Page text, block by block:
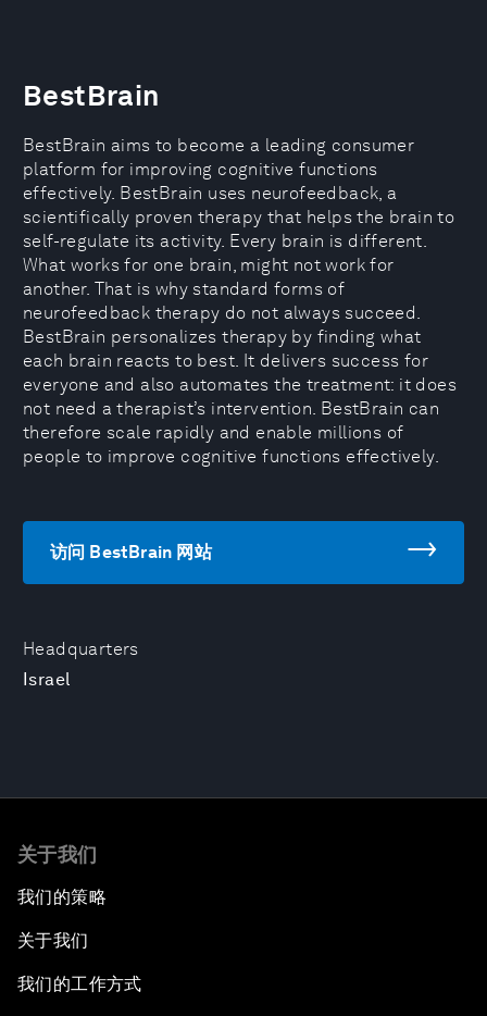
Headquarters
Israel
BestBrain
BestBrain aims to become a leading consumer
platform for improving cognitive functions
effectively. BestBrain uses neurofeedback, a
scientifically proven therapy that helps the brain to
self-regulate its activity. Every brain is different.
What works for one brain, might not work for
another. That is why standard forms of
neurofeedback therapy do not always succeed.
BestBrain personalizes therapy by finding what
each brain reacts to best. It delivers success for
everyone and also automates the treatment: it does
not need a therapist’s intervention. BestBrain can
therefore scale rapidly and enable millions of
people to improve cognitive functions effectively.
访问 BestBrain 网站
关于我们
我们的策略
关于我们
我们的工作方式